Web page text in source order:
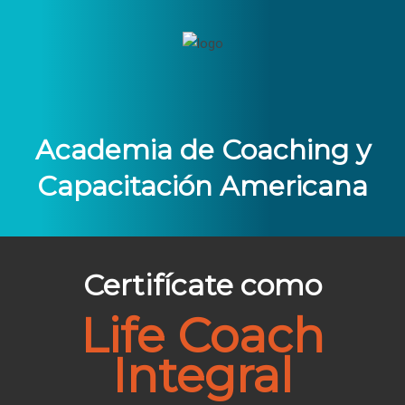
Academia de Coaching y
Capacitación Americana
Certifícate como
Life Coach
Integral